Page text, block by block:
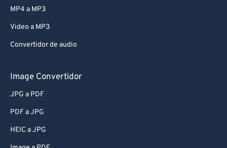
MP4 a MP3
Video a MP3
Convertidor de audio
Image Convertidor
JPG a PDF
PDF a JPG
HEIC a JPG